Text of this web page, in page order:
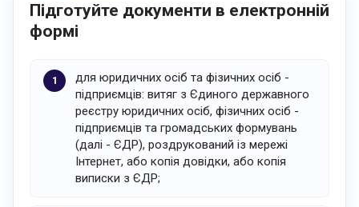
Підготуйте документи в електронній
формі
для юридичних осіб та фізичних осіб -
підприємців: витяг з Єдиного державного
реєстру юридичних осіб, фізичних осіб -
підприємців та громадських формувань
(далі - ЄДР), роздрукований із мережі
Інтернет, або копія довідки, або копія
виписки з ЄДР;